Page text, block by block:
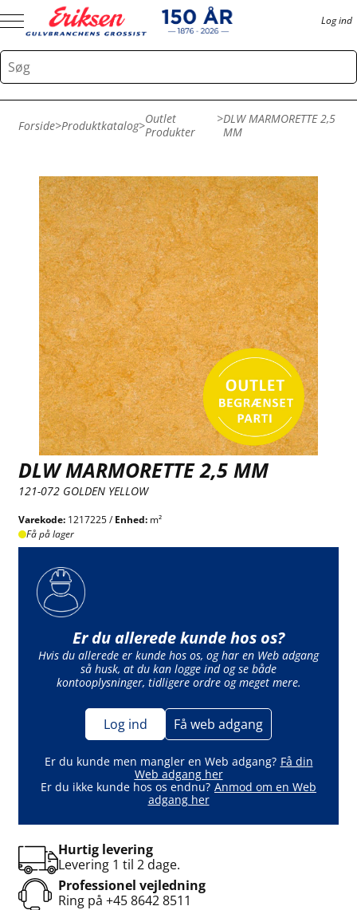
Log ind
Forside>Produktkatalog>Outlet
Produkter
>DLW MARMORETTE 2,5
MM
DLW MARMORETTE 2,5 MM
121-072 GOLDEN YELLOW
Varekode: 1217225 /Enhed: m²
Få på lager
Er du allerede kunde hos os?
Hvis du allerede er kunde hos os, og har en Web adgang
så husk, at du kan logge ind og se både
kontooplysninger, tidligere ordre og meget mere.
Log ind Få web adgang
Er du kunde men mangler en Web adgang? Få din
Web adgang her
Er du ikke kunde hos os endnu? Anmod om en Web
adgang her
Hurtig levering
Levering 1 til 2 dage.
Professionel vejledning
Ring på +45 8642 8511